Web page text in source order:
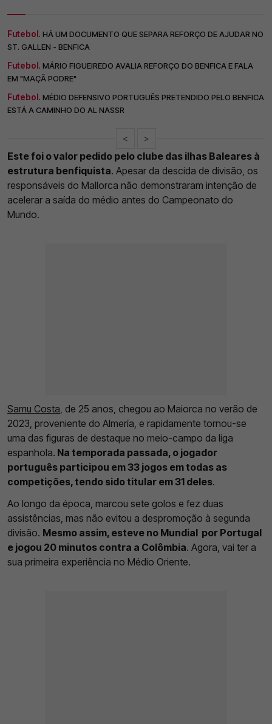
Futebol. HÁ UM DOCUMENTO QUE SEPARA REFORÇO DE AJUDAR NO
ST. GALLEN - BENFICA
Futebol. MÁRIO FIGUEIREDO AVALIA REFORÇO DO BENFICA E FALA
EM "MAÇÃ PODRE"
Futebol. MÉDIO DEFENSIVO PORTUGUÊS PRETENDIDO PELO BENFICA
ESTÁ A CAMINHO DO AL NASSR
< >
Este foi o valor pedido pelo clube das ilhas Baleares à
estrutura benfiquista. Apesar da descida de divisão, os
responsáveis do Mallorca não demonstraram intenção de
acelerar a saída do médio antes do Campeonato do
Mundo.
Samu Costa , de 25 anos, chegou ao Maiorca no verão de
2023, proveniente do Almería, e rapidamente tornou-se
uma das figuras de destaque no meio-campo da liga
espanhola. Na temporada passada, o jogador
português participou em 33 jogos em todas as
competições, tendo sido titular em 31 deles.
Ao longo da época, marcou sete golos e fez duas
assistências, mas não evitou a despromoção à segunda
divisão. Mesmo assim, esteve no Mundial por Portugal
e jogou 20 minutos contra a Colômbia. Agora, vai ter a
sua primeira experiência no Médio Oriente.